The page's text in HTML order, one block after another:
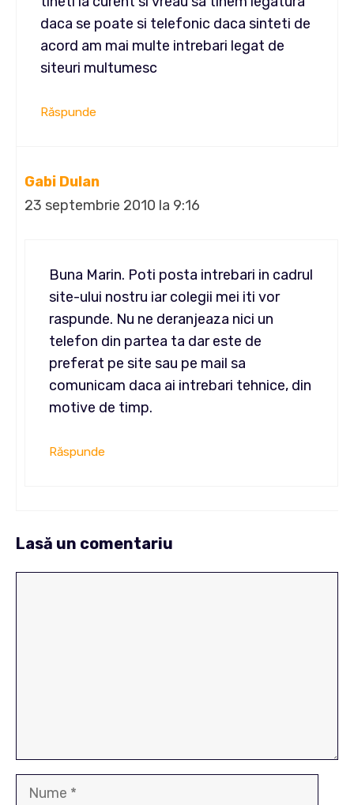
daca se poate si telefonic daca sinteti de
acord am mai multe intrebari legat de
siteuri multumesc
Răspunde
Gabi Dulan
23 septembrie 2010 la 9:16
Buna Marin. Poti posta intrebari in cadrul
site-ului nostru iar colegii mei iti vor
raspunde. Nu ne deranjeaza nici un
telefon din partea ta dar este de
preferat pe site sau pe mail sa
comunicam daca ai intrebari tehnice, din
motive de timp.
Răspunde
Lasă un comentariu
Nume